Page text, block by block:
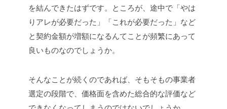
を結んできたはずです。ところが、途中で「やは
りアレが必要だった」「これが必要だった」など
と契約金額が増額になるんてことが頻繁にあって
良いものなのでしょうか。
そんなことが続くのであれば、そもそもの事業者
選定の段階で、価格面を含めた総合的な評価など